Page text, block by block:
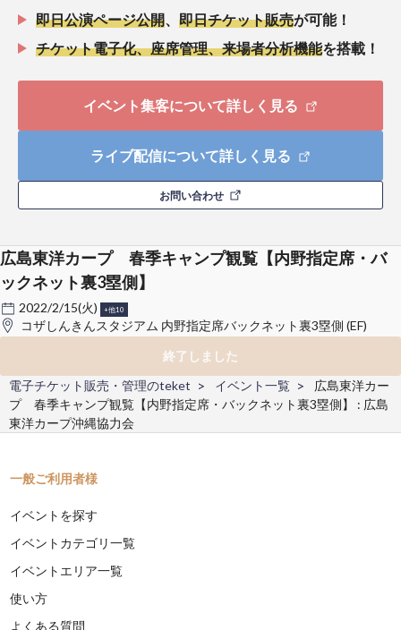
即日公演ページ公開
即日チケット販売が可能！
チケット電子化、座席管理、来場者分析機能を搭載！
イベント集客について詳しく見る
ライブ配信について詳しく見る
お問い合わせ
広島東洋カープ 春季キャンプ観覧【内野指定席・バ
ックネット裏3塁側】
2022/2/15(火) +他10
コザしんきんスタジアム 内野指定席バックネット裏3塁側 (EF)
終了しました
電子チケット販売・管理のteket
イベント一覧
広島東洋カー
プ 春季キャンプ観覧【内野指定席・バックネット裏3塁側】 : 広島
東洋カープ沖縄協力会
一般ご利用者様
イベントを探す
イベントカテゴリ一覧
イベントエリア一覧
使い方
よくある質問